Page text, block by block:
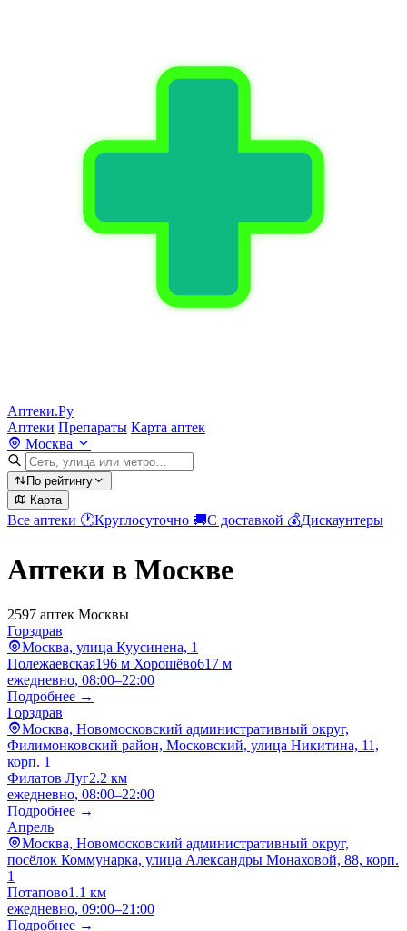
Аптеки.Ру
Аптеки Препараты Карта аптек
Москва
По рейтингу
Карта
Все аптеки 🕐Круглосуточно 🚚С доставкой 💰Дискаунтеры
Аптеки в Москве
2597 аптек Москвы
Горздрав
Москва, улица Куусинена, 1
Полежаевская196 м Хорошёво617 м
ежедневно, 08:00–22:00
Подробнее →
Горздрав
Москва, Новомосковский административный округ,
Филимонковский район, Московский, улица Никитина, 11,
корп. 1
Филатов Луг2.2 км
ежедневно, 08:00–22:00
Подробнее →
Апрель
Москва, Новомосковский административный округ,
посёлок Коммунарка, улица Александры Монаховой, 88, корп.
1
Потапово1.1 км
ежедневно, 09:00–21:00
Подробнее →